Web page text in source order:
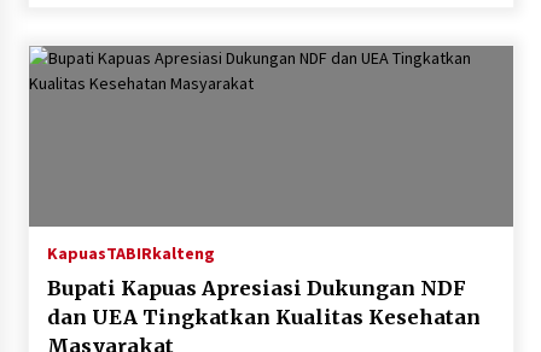
KapuasTABIRkalteng
Bupati Kapuas Apresiasi Dukungan NDF
dan UEA Tingkatkan Kualitas Kesehatan
Masyarakat